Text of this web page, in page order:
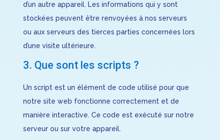
d’un autre appareil. Les informations qui y sont
stockées peuvent être renvoyées à nos serveurs
ou aux serveurs des tierces parties concernées lors
d’une visite ultérieure.
3. Que sont les scripts ?
Un script est un élément de code utilisé pour que
notre site web fonctionne correctement et de
manière interactive. Ce code est exécuté sur notre
serveur ou sur votre appareil.